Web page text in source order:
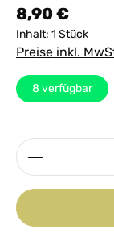
Regulärer Preis:
8,90 €
Inhalt: 1 Stück
Preise inkl.
8 verfügbar
Produkt